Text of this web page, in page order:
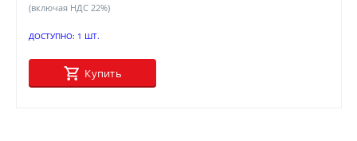
(включая НДС 22%)
ДОСТУПНО: 1 ШТ.
Купить